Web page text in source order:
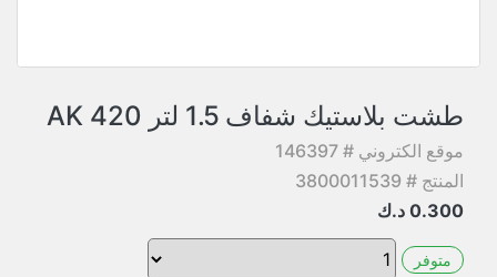
طشت بلاستيك شفاف 1.5 لتر AK 420
موقع الكتروني # 146397
المنتج # 3800011539
0.300 د.ك
متوفر